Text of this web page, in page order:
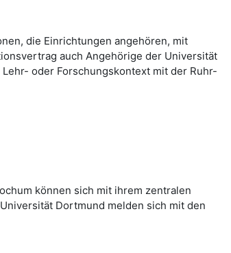
die Einrichtungen angehören, mit
auch Angehörige der Universität
oder Forschungskontext mit der Ruhr-
können sich mit ihrem zentralen
Dortmund melden sich mit den